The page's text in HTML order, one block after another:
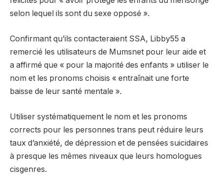
selon lequel ils sont du sexe opposé ».
Confirmant qu’ils contacteraient SSA, Libby55 a
remercié les utilisateurs de Mumsnet pour leur aide et
a affirmé que « pour la majorité des enfants » utiliser le
nom et les pronoms choisis « entraînait une forte
baisse de leur santé mentale ».
Utiliser systématiquement le nom et les pronoms
corrects pour les personnes trans peut réduire leurs
taux d’anxiété, de dépression et de pensées suicidaires
à presque les mêmes niveaux que leurs homologues
cisgenres.